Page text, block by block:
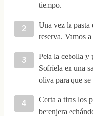
tiempo.
Una vez la pasta
reserva. Vamos
Pela la cebolla y
Sofríela en una
oliva para que se
Corta a tiras los
berenjera